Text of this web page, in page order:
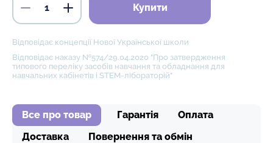
Купити
Відповідає концепції Нової Української школи
Відповідає наказу №574/29.04.2020 "Про затвердження
типового переліку засобів навчання та обладнання для
навчальних кабінетів і STEM-лібораторій"
Все про товар Гарантія
Оплата
Доставка
Повернення та обмін